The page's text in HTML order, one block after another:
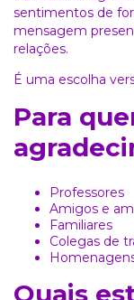
sentimentos de
mensagem
relações.
É uma escolha
Para
Professores
Amigos e
Familiares
Colegas de
Quais